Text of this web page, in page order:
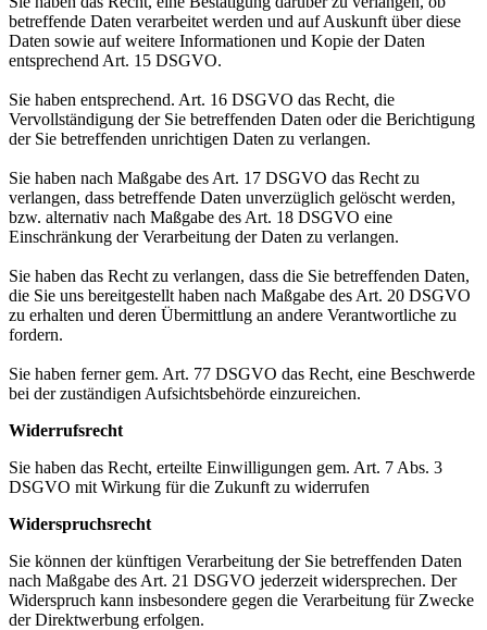
betreffende Daten verarbeitet werden und auf Auskunft über diese
Daten sowie auf weitere Informationen und Kopie der Daten
entsprechend Art. 15 DSGVO.
Sie haben entsprechend. Art. 16 DSGVO das Recht, die
Vervollständigung der Sie betreffenden Daten oder die Berichtigung
der Sie betreffenden unrichtigen Daten zu verlangen.
Sie haben nach Maßgabe des Art. 17 DSGVO das Recht zu
verlangen, dass betreffende Daten unverzüglich gelöscht werden,
bzw. alternativ nach Maßgabe des Art. 18 DSGVO eine
Einschränkung der Verarbeitung der Daten zu verlangen.
Sie haben das Recht zu verlangen, dass die Sie betreffenden Daten,
die Sie uns bereitgestellt haben nach Maßgabe des Art. 20 DSGVO
zu erhalten und deren Übermittlung an andere Verantwortliche zu
fordern.
Sie haben ferner gem. Art. 77 DSGVO das Recht, eine Beschwerde
bei der zuständigen Aufsichtsbehörde einzureichen.
Widerrufsrecht
Sie haben das Recht, erteilte Einwilligungen gem. Art. 7 Abs. 3
DSGVO mit Wirkung für die Zukunft zu widerrufen
Widerspruchsrecht
Sie können der künftigen Verarbeitung der Sie betreffenden Daten
nach Maßgabe des Art. 21 DSGVO jederzeit widersprechen. Der
Widerspruch kann insbesondere gegen die Verarbeitung für Zwecke
der Direktwerbung erfolgen.